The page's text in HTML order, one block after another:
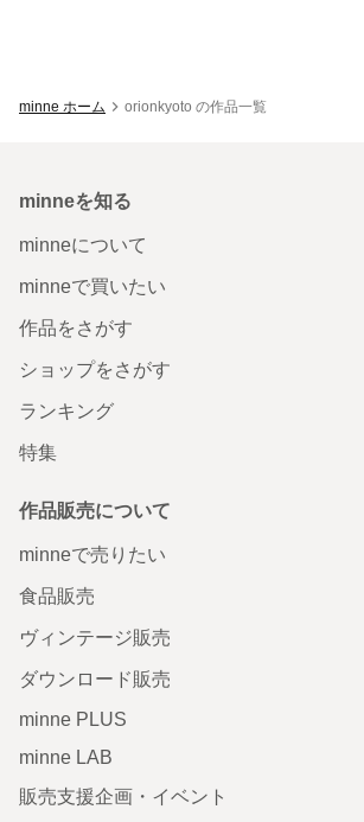
minne ホーム orionkyoto の作品一覧
minneを知る
minneについて
minneで買いたい
作品をさがす
ショップをさがす
ランキング
特集
作品販売について
minneで売りたい
食品販売
ヴィンテージ販売
ダウンロード販売
minne PLUS
minne LAB
販売支援企画・イベント